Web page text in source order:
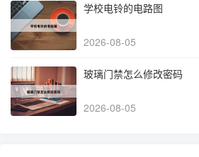
学校电铃的电路图
2026-08-05
玻璃门禁怎么修改密码
2026-08-05